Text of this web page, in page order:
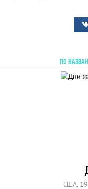
ПО
США,